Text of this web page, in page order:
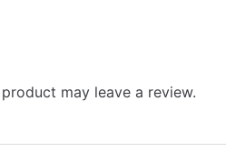
may leave a review.